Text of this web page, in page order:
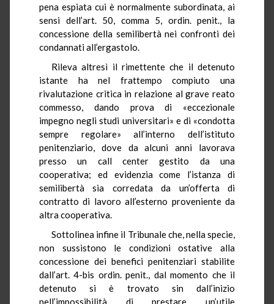
pena espiata cui è normalmente subordinata, ai
sensi dell’art. 50, comma 5, ordin. penit., la
concessione della semilibertà nei confronti dei
condannati all’ergastolo.
Rileva altresì il rimettente che il detenuto
istante ha nel frattempo compiuto una
rivalutazione critica in relazione al grave reato
commesso, dando prova di «eccezionale
impegno negli studi universitari» e di «condotta
sempre regolare» all’interno dell’istituto
penitenziario, dove da alcuni anni lavorava
presso un call center gestito da una
cooperativa; ed evidenzia come l’istanza di
semilibertà sia corredata da un’offerta di
contratto di lavoro all’esterno proveniente da
altra cooperativa.
Sottolinea infine il Tribunale che, nella specie,
non sussistono le condizioni ostative alla
concessione dei benefici penitenziari stabilite
dall’art. 4-bis ordin. penit., dal momento che il
detenuto si è trovato sin dall’inizio
nell’impossibilità di prestare un’utile